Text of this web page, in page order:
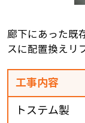
廊下にあった既
スに配置換えリ
工事内容
トステム製